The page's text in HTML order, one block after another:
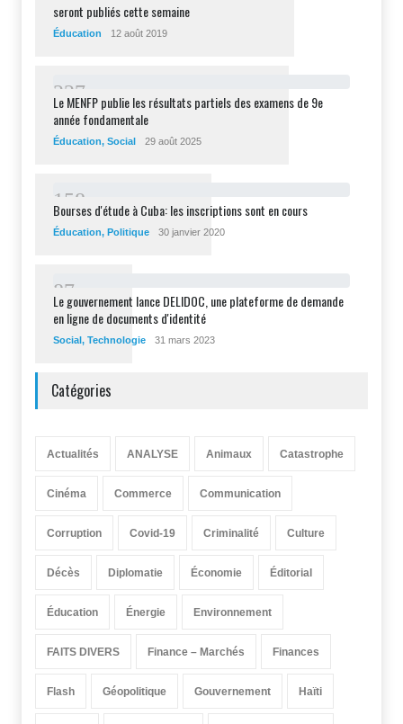
seront publiés cette semaine
Éducation 12 août 2019
227
Le MENFP publie les résultats partiels des examens de 9e
année fondamentale
Éducation, Social 29 août 2025
1 58
Bourses d'étude à Cuba: les inscriptions sont en cours
Éducation, Politique 30 janvier 2020
87
Le gouvernement lance DELIDOC, une plateforme de demande
en ligne de documents d'identité
Social , Technologie 31 mars 2023
Catégories
Actualités ANALYSE Animaux Catastrophe
Cinéma Commerce Communication
Corruption Covid-19 Criminalité Culture
Décès Diplomatie Économie Éditorial
Éducation Énergie Environnement
FAITS DIVERS Finance – Marchés Finances
Flash Géopolitique Gouvernement Haïti